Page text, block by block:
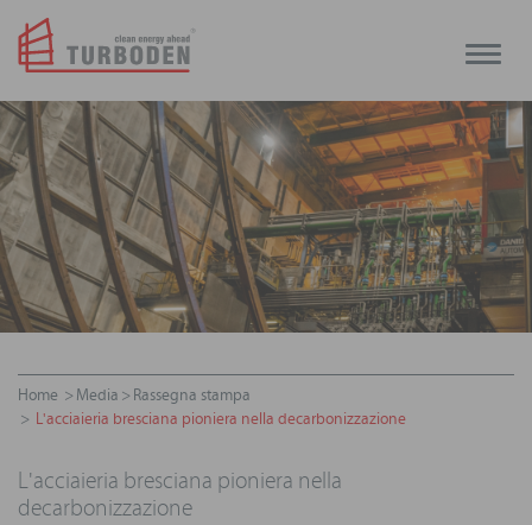
Toggle
Home Media
Rassegna stampa
L'acciaieria bresciana pioniera nella decarbonizzazione
L'acciaieria bresciana pioniera nella
decarbonizzazione